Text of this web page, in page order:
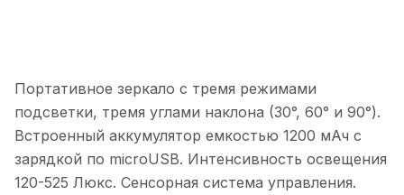
Портативное зеркало с тремя режимами
подсветки, тремя углами наклона (30°, 60° и 90°).
Встроенный аккумулятор емкостью 1200 мАч с
зарядкой по microUSB. Интенсивность освещения
120-525 Люкс. Сенсорная система управления.